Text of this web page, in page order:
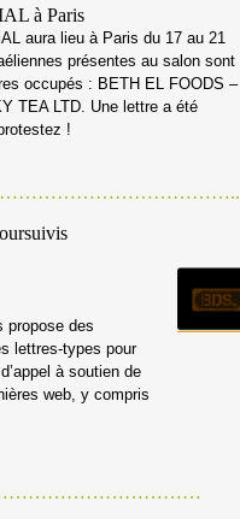
à Paris
aura lieu à Paris du 17 au 21
présentes au salon sont
occupés : BETH EL FOODS –
TEA LTD. Une lettre a été
!
propose des
lettres-types pour
à soutien de
web, y compris